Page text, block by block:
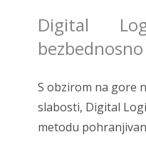
Digital
S obzirom na gore
slabosti, Digital
metodu